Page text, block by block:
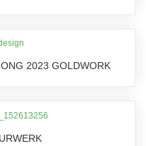
2023 GOLDWORK